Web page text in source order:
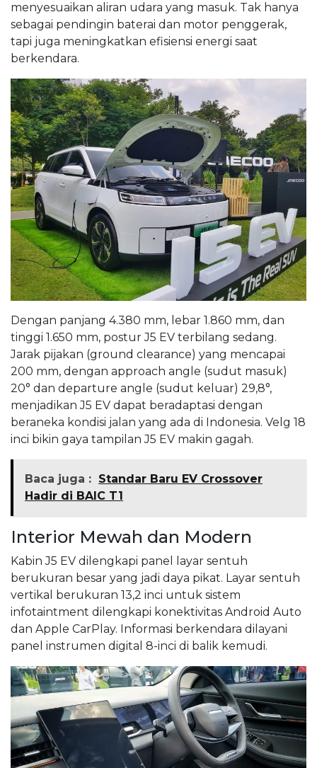
menyesuaikan aliran udara yang masuk. Tak hanya
sebagai pendingin baterai dan motor penggerak,
tapi juga meningkatkan efisiensi energi saat
berkendara.
Dengan panjang 4.380 mm, lebar 1.860 mm, dan
tinggi 1.650 mm, postur J5 EV terbilang sedang.
Jarak pijakan (ground clearance) yang mencapai
200 mm, dengan approach angle (sudut masuk)
20° dan departure angle (sudut keluar) 29,8°,
menjadikan J5 EV dapat beradaptasi dengan
beraneka kondisi jalan yang ada di Indonesia. Velg 18
inci bikin gaya tampilan J5 EV makin gagah.
Baca juga : Standar Baru EV Crossover
Hadir di BAIC T1
Interior Mewah dan Modern
Kabin J5 EV dilengkapi panel layar sentuh
berukuran besar yang jadi daya pikat. Layar sentuh
vertikal berukuran 13,2 inci untuk sistem
infotaintment dilengkapi konektivitas Android Auto
dan Apple CarPlay. Informasi berkendara dilayani
panel instrumen digital 8-inci di balik kemudi.